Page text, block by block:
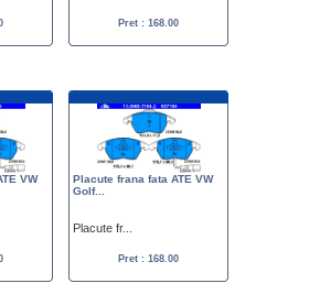
Pret : 168.00
VW
Placute frana fata ATE VW
Golf...
Placute fr...
Pret : 168.00